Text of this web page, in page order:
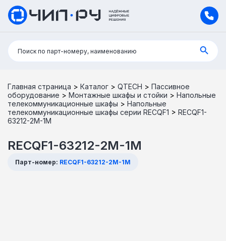
Поиск:
Поиск по парт-номеру, наименованию
Главная страница > Каталог > QTECH > Пассивное
оборудование > Монтажные шкафы и стойки > Напольные
телекоммуникационные шкафы > Напольные
телекоммуникационные шкафы серии RECQF1 > RECQF1-
63212-2M-1M
RECQF1-63212-2M-1M
Парт-номер: RECQF1-63212-2M-1M